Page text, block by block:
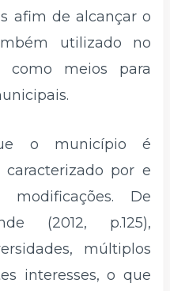
afim de alcançar o
utilizado no
meios para
o município é
por e
De
(2012, p.125),
múltiplos
interesses, o que